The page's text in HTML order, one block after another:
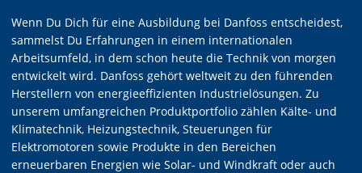
Wenn Du Dich für eine Ausbildung bei Danfoss entscheidest,
sammelst Du Erfahrungen in einem internationalen
Arbeitsumfeld, in dem schon heute die Technik von morgen
entwickelt wird. Danfoss gehört weltweit zu den führenden
Herstellern von energieeffizienten Industrielösungen. Zu
unserem umfangreichen Produktportfolio zählen Kälte- und
Klimatechnik, Heizungstechnik, Steuerungen für
Elektromotoren sowie Produkte in den Bereichen
erneuerbaren Energien wie Solar- und Windkraft oder auch